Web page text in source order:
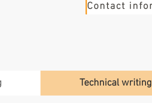
Technical writing